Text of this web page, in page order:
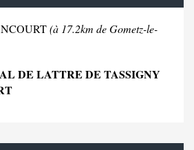
(à 17.2km de Gometz-le-
DE LATTRE DE TASSIGNY